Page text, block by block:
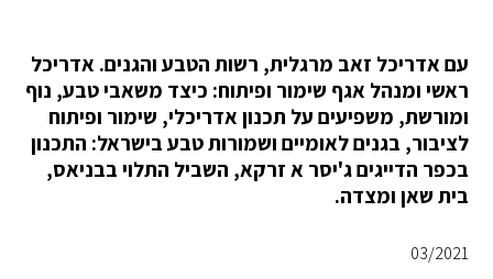
עם אדריכל זאב מרגלית, רשות הטבע והגנים. אדריכל
ראשי ומנהל אגף שימור ופיתוח: כיצד משאבי טבע, נוף
ומורשת, משפיעים על תכנון אדריכלי, שימור ופיתוח
לציבור, בגנים לאומיים ושמורות טבע בישראל: התכנון
בכפר הדייגים ג'יסר א זרקא, השביל התלוי בבניאס,
בית שאן ומצדה.
03/2021